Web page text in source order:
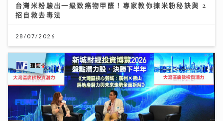
台灣米粉驗出一級致癌物甲醛！專家教你揀米粉秘訣與 2
招自救去毒法
28/07/2026